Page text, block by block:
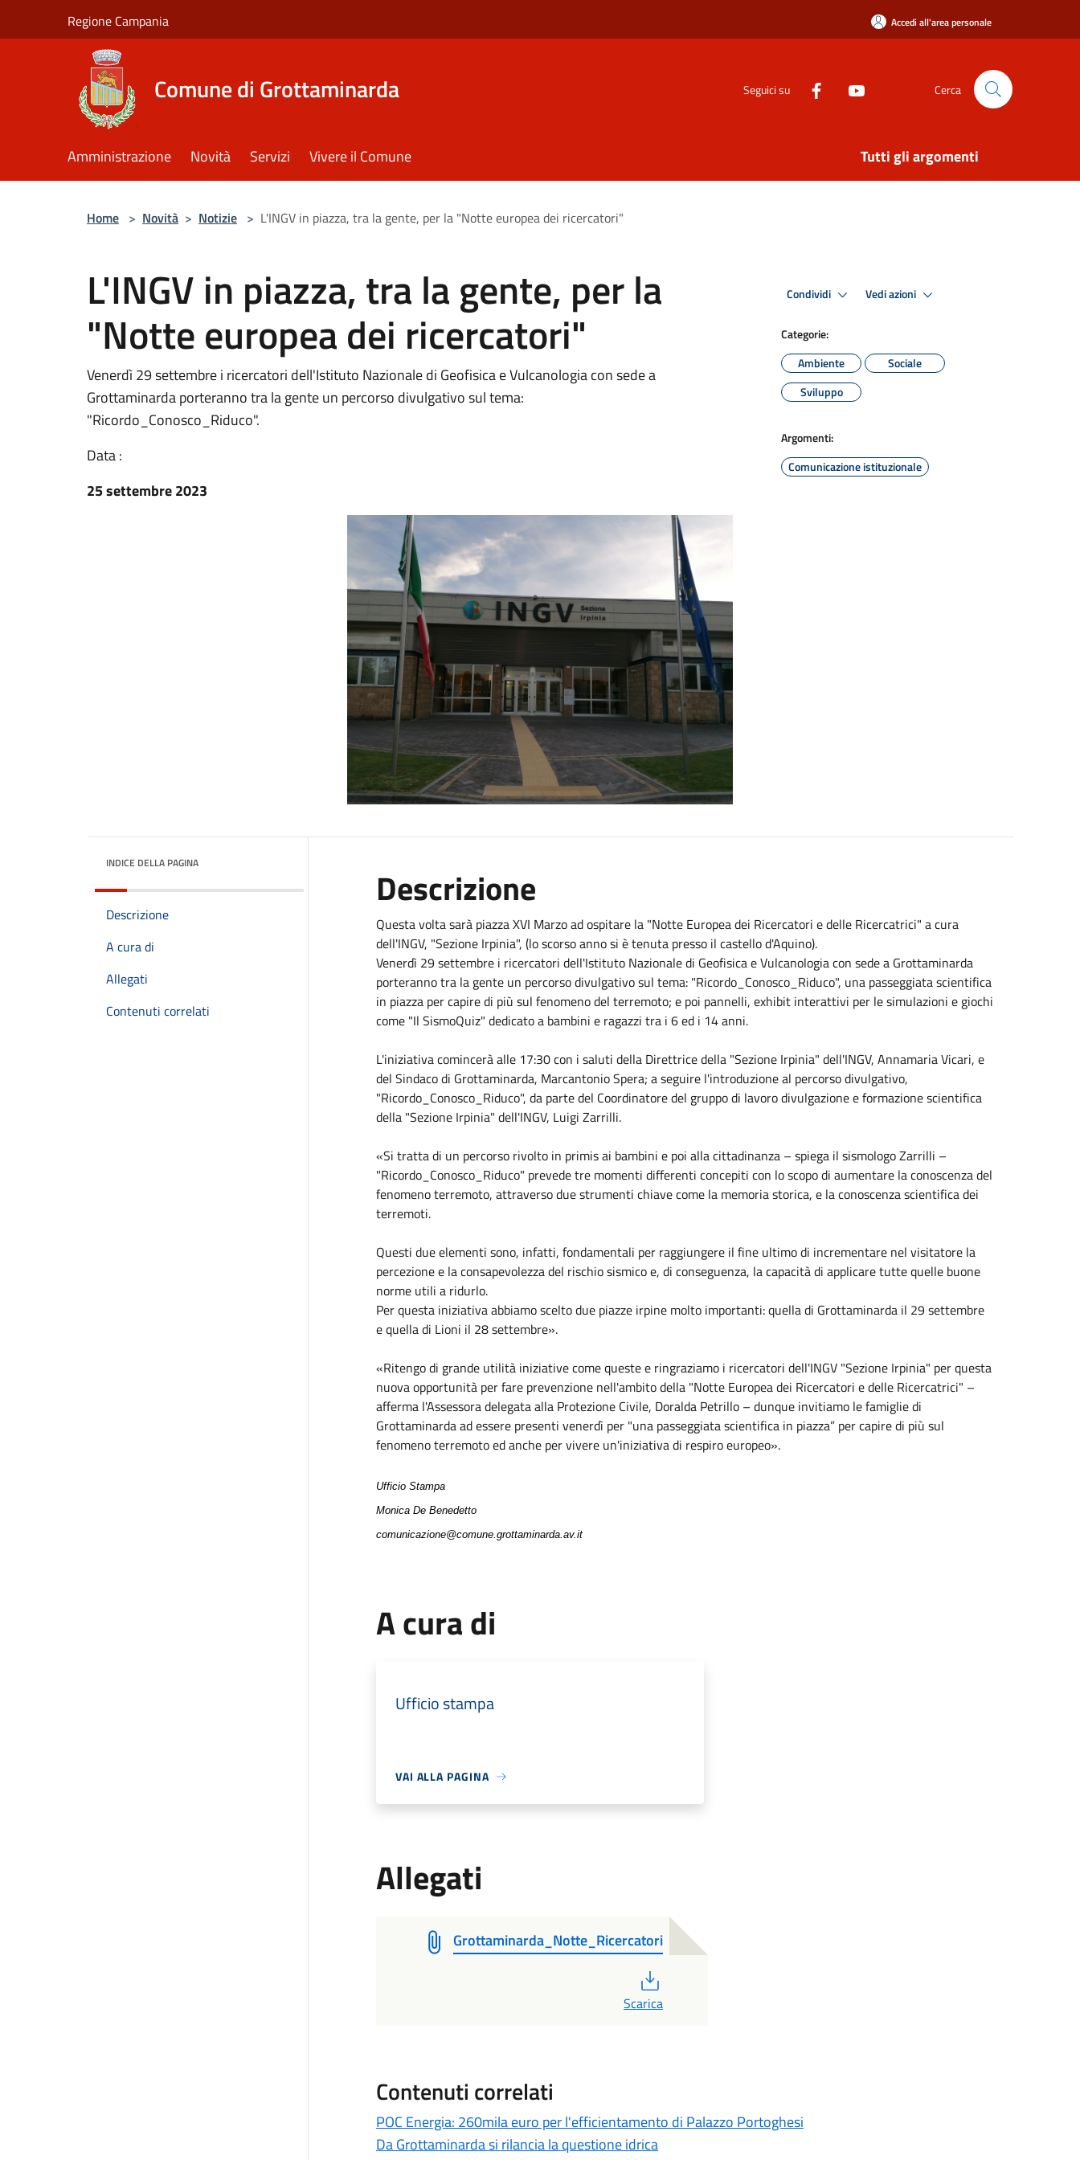
Regione Campania Accedi all'area personale
Comune di Grottaminarda Seguici su Cerca
Amministrazione Novità Servizi Vivere il Comune Tutti gli argomenti
Home > Novità > Notizie > L'INGV in piazza, tra la gente, per la "Notte europea dei ricercatori"
L'INGV in piazza, tra la gente, per la
"Notte europea dei ricercatori"
Venerdì 29 settembre i ricercatori dell'Istituto Nazionale di Geofisica e Vulcanologia con sede a
Grottaminarda porteranno tra la gente un percorso divulgativo sul tema:
"Ricordo_Conosco_Riduco".
Data :
25 settembre 2023
Condividi Vedi azioni
Categorie:
Ambiente
Sociale
Sviluppo
Argomenti:
Comunicazione istituzionale
INDICE DELLA PAGINA
Descrizione
A cura di
Allegati
Contenuti correlati
Descrizione
Questa volta sarà piazza XVI Marzo ad ospitare la "Notte Europea dei Ricercatori e delle Ricercatrici" a cura
dell'INGV, "Sezione Irpinia", (lo scorso anno si è tenuta presso il castello d'Aquino).
Venerdì 29 settembre i ricercatori dell'Istituto Nazionale di Geofisica e Vulcanologia con sede a Grottaminarda
porteranno tra la gente un percorso divulgativo sul tema: "Ricordo_Conosco_Riduco", una passeggiata scientifica
in piazza per capire di più sul fenomeno del terremoto; e poi pannelli, exhibit interattivi per le simulazioni e giochi
come "Il SismoQuiz" dedicato a bambini e ragazzi tra i 6 ed i 14 anni.
L'iniziativa comincerà alle 17:30 con i saluti della Direttrice della "Sezione Irpinia" dell'INGV, Annamaria Vicari, e
del Sindaco di Grottaminarda, Marcantonio Spera; a seguire l'introduzione al percorso divulgativo,
"Ricordo_Conosco_Riduco", da parte del Coordinatore del gruppo di lavoro divulgazione e formazione scientifica
della "Sezione Irpinia" dell'INGV, Luigi Zarrilli.
«Si tratta di un percorso rivolto in primis ai bambini e poi alla cittadinanza – spiega il sismologo Zarrilli –
"Ricordo_Conosco_Riduco" prevede tre momenti differenti concepiti con lo scopo di aumentare la conoscenza del
fenomeno terremoto, attraverso due strumenti chiave come la memoria storica, e la conoscenza scientifica dei
terremoti.
Questi due elementi sono, infatti, fondamentali per raggiungere il fine ultimo di incrementare nel visitatore la
percezione e la consapevolezza del rischio sismico e, di conseguenza, la capacità di applicare tutte quelle buone
norme utili a ridurlo.
Per questa iniziativa abbiamo scelto due piazze irpine molto importanti: quella di Grottaminarda il 29 settembre
e quella di Lioni il 28 settembre».
«Ritengo di grande utilità iniziative come queste e ringraziamo i ricercatori dell'INGV "Sezione Irpinia" per questa
nuova opportunità per fare prevenzione nell'ambito della "Notte Europea dei Ricercatori e delle Ricercatrici" –
afferma l'Assessora delegata alla Protezione Civile, Doralda Petrillo – dunque invitiamo le famiglie di
Grottaminarda ad essere presenti venerdì per "una passeggiata scientifica in piazza” per capire di più sul
fenomeno terremoto ed anche per vivere un'iniziativa di respiro europeo».
Ufficio Stampa
Monica De Benedetto
comunicazione@comune.grottaminarda.av.it
A cura di
Ufficio stampa
VAI ALLA PAGINA
Allegati
Grottaminarda_Notte_Ricercatori
Scarica
Contenuti correlati
POC Energia: 260mila euro per l'efficientamento di Palazzo Portoghesi
Da Grottaminarda si rilancia la questione idrica